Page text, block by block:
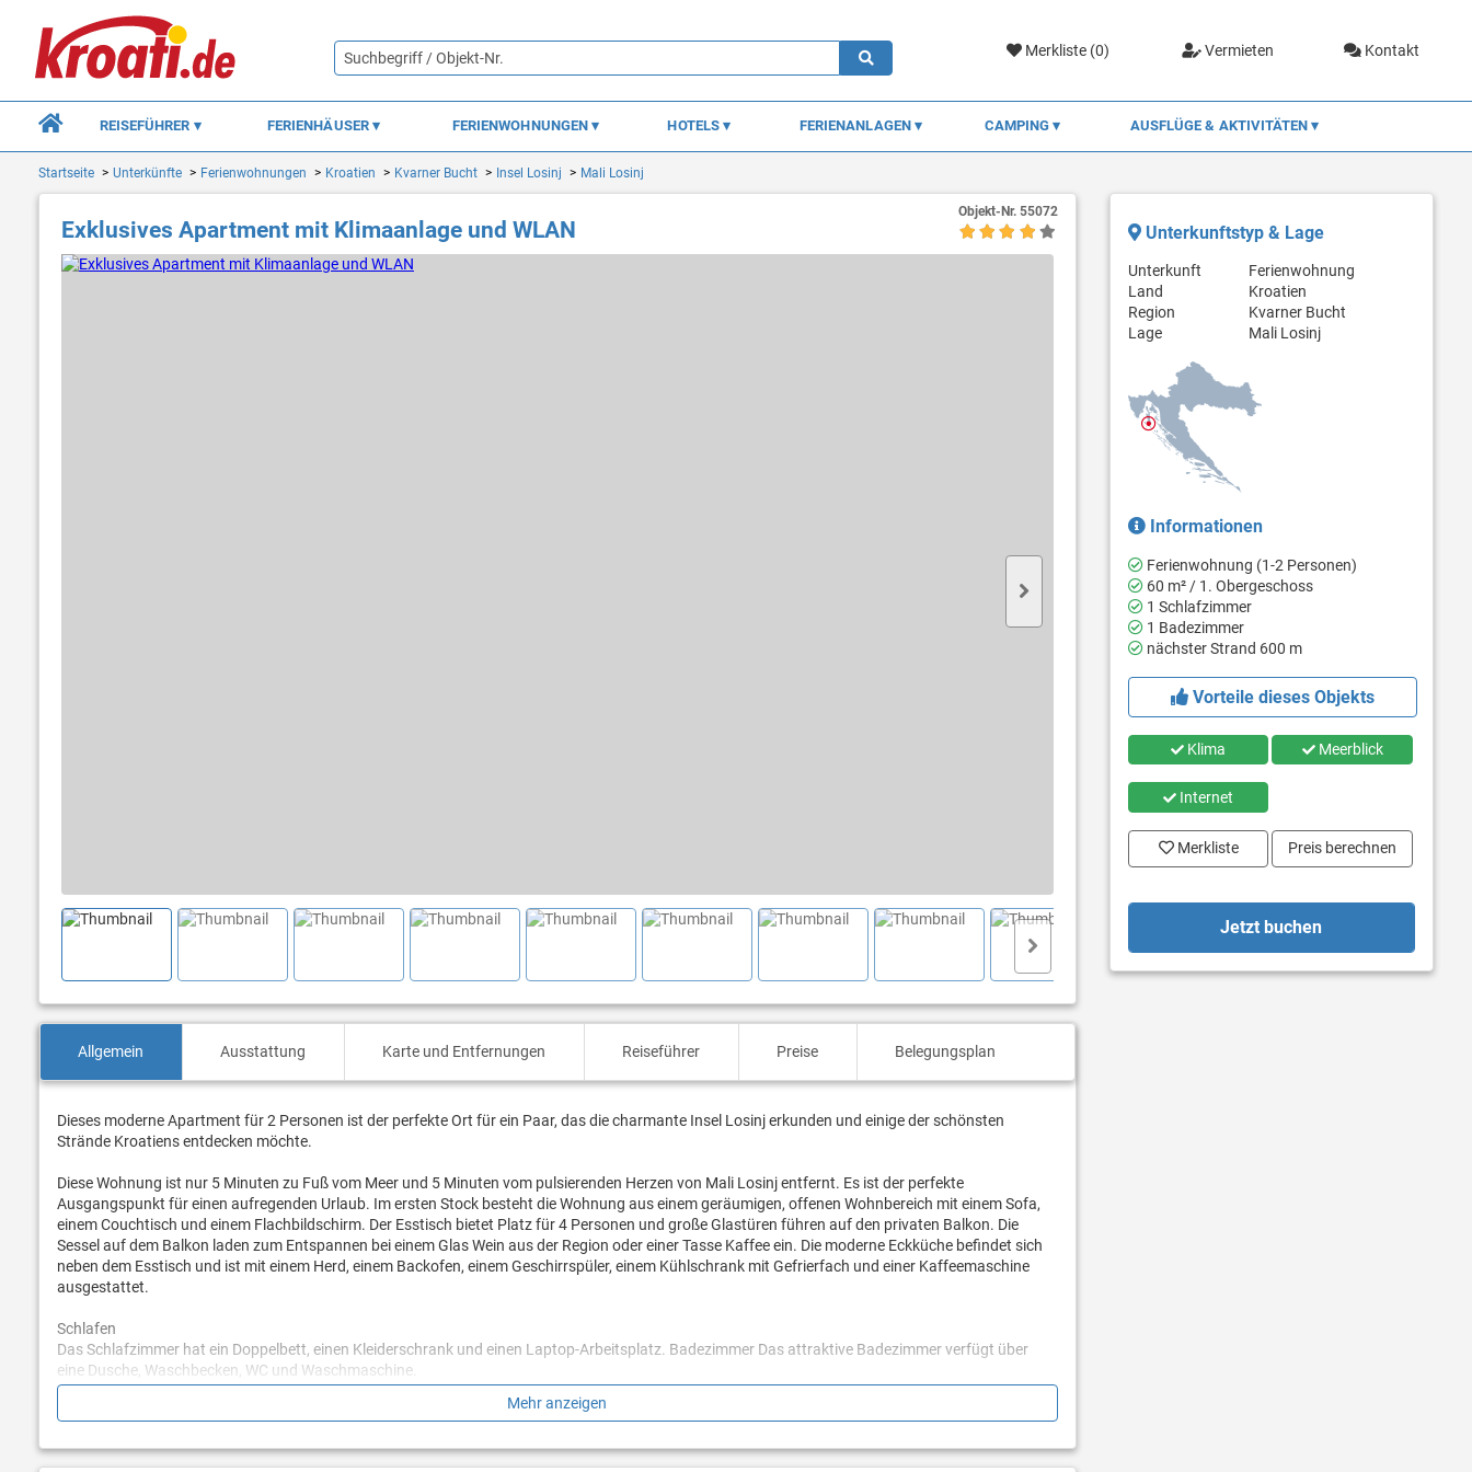
Merkliste (0) Vermieten Kontakt
REISEFÜHRER FERIENHÄUSER FERIENWOHNUNGEN HOTELS FERIENANLAGEN CAMPING AUSFLÜGE & AKTIVITÄTEN
Startseite Unterkünfte Ferienwohnungen Kroatien Kvarner Bucht Insel Losinj Mali Losinj
Exklusives Apartment mit Klimaanlage und WLAN
Objekt-Nr. 55072
Allgemein Ausstattung Karte und Entfernungen Reiseführer Preise Belegungsplan
Dieses moderne Apartment für 2 Personen ist der perfekte Ort für ein Paar, das die charmante Insel Losinj erkunden und einige der schönsten
Strände Kroatiens entdecken möchte.
Diese Wohnung ist nur 5 Minuten zu Fuß vom Meer und 5 Minuten vom pulsierenden Herzen von Mali Losinj entfernt. Es ist der perfekte
Ausgangspunkt für einen aufregenden Urlaub. Im ersten Stock besteht die Wohnung aus einem geräumigen, offenen Wohnbereich mit einem Sofa,
einem Couchtisch und einem Flachbildschirm. Der Esstisch bietet Platz für 4 Personen und große Glastüren führen auf den privaten Balkon. Die
Sessel auf dem Balkon laden zum Entspannen bei einem Glas Wein aus der Region oder einer Tasse Kaffee ein. Die moderne Eckküche befindet sich
neben dem Esstisch und ist mit einem Herd, einem Backofen, einem Geschirrspüler, einem Kühlschrank mit Gefrierfach und einer Kaffeemaschine
ausgestattet.
Schlafen
Das Schlafzimmer hat ein Doppelbett, einen Kleiderschrank und einen Laptop-Arbeitsplatz. Badezimmer Das attraktive Badezimmer verfügt über
eine Dusche, Waschbecken, WC und Waschmaschine.
Kostenloses WiFi - Klimaanlage - Balkon - Sitzgelegenheiten im Freien - Für ältere Gäste geeignet - Haartrockner - Sicherheitssafe - Privater
Mehr anzeigen
Unterkunftstyp & Lage
Unterkunft
Ferienwohnung
Land
Kroatien
Region
Kvarner Bucht
Lage
Mali Losinj
Informationen
Ferienwohnung (1-2 Personen)
60 m² / 1. Obergeschoss
1 Schlafzimmer
1 Badezimmer
nächster Strand 600 m
Vorteile dieses Objekts
Klima Meerblick
Internet
Merkliste Preis berechnen
Jetzt buchen